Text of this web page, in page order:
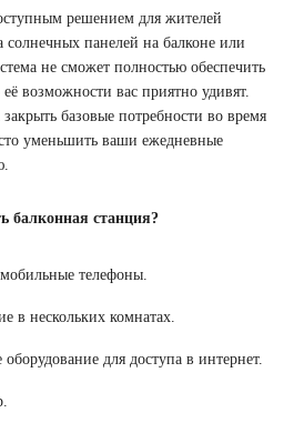
решением для жителей
солнечных панелей на балконе или
не сможет полностью обеспечить
возможности вас приятно удивят.
закрыть базовые потребности во время
уменьшить ваши ежедневные
балконная станция?
телефоны.
в нескольких комнатах.
оборудование для доступа в интернет.